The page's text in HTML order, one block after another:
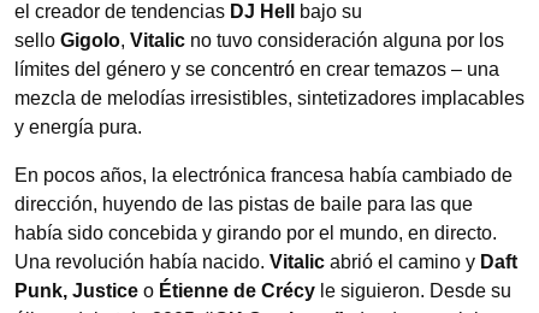
el creador de tendencias DJ Hell
bajo su
sello Gigolo, Vitalic no tuvo consideración alguna por los
límites del género y se concentró en crear temazos – una
mezcla de melodías irresistibles, sintetizadores implacables
y energía pura.
En pocos años, la electrónica francesa había cambiado de
dirección, huyendo de las pistas de baile para las que
había sido concebida y girando por el mundo, en directo.
Una revolución había nacido. Vitalic abrió el camino y Daft
Punk, Justice o Étienne de Crécy le siguieron. Desde su